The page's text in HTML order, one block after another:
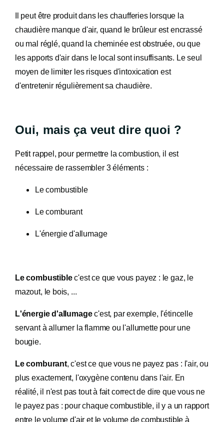
Il peut être produit dans les chaufferies lorsque la
chaudière manque d'air, quand le brûleur est encrassé
ou mal réglé, quand la cheminée est obstruée, ou que
les apports d'air dans le local sont insuffisants. Le seul
moyen de limiter les risques d'intoxication est
d'entretenir régulièrement sa chaudière.
Oui, mais ça veut dire quoi ?
Petit rappel, pour permettre la combustion, il est
nécessaire de rassembler 3 éléments :
Le combustible
Le comburant
L'énergie d'allumage
Le combustiblec'est ce que vous payez : le gaz, le
mazout, le bois, ...
L'énergie d'allumagec'est, par exemple, l'étincelle
servant à allumer la flamme ou l'allumette pour une
bougie.
Le comburant, c'est ce que vous ne payez pas : l'air, ou
plus exactement, l'oxygène contenu dans l'air. En
réalité, il n'est pas tout à fait correct de dire que vous ne
le payez pas : pour chaque combustible, il y a un rapport
entre le volume d'air et le volume de combustible à